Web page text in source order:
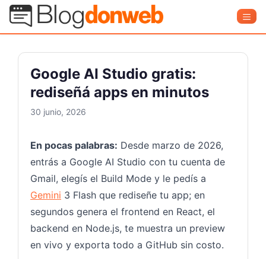
Saltar
contenido
Blog Donweb
Google AI Studio gratis:
rediseñá apps en minutos
30 junio, 2026
En pocas palabras: Desde marzo de 2026,
entrás a Google AI Studio con tu cuenta de
Gmail, elegís el Build Mode y le pedís a
Gemini 3 Flash que rediseñe tu app; en
segundos genera el frontend en React, el
backend en Node.js, te muestra un preview
en vivo y exporta todo a GitHub sin costo.